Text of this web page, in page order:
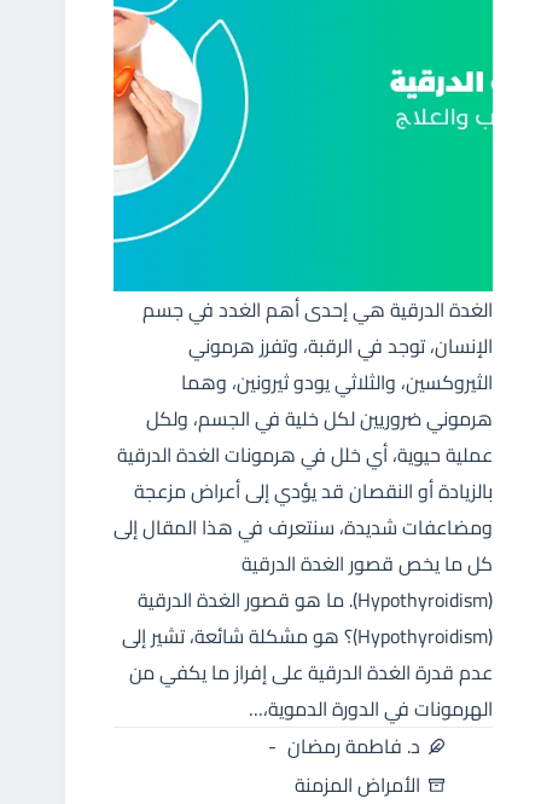
الغدة الدرقية هي إحدى أهم الغدد في جسم
الإنسان، توجد في الرقبة، وتفرز هرموني
الثيروكسين، والثلاثي يودو ثيرونين، وهما
هرموني ضروريين لكل خلية في الجسم، ولكل
عملية حيوية، أي خلل في هرمونات الغدة الدرقية
بالزيادة أو النقصان قد يؤدي إلى أعراض مزعجة
ومضاعفات شديدة، سنتعرف في هذا المقال إلى
كل ما يخص قصور الغدة الدرقية
(Hypothyroidism). ما هو قصور الغدة الدرقية
(Hypothyroidism)؟ هو مشكلة شائعة، تشير إلى
عدم قدرة الغدة الدرقية على إفراز ما يكفي من
الهرمونات في الدورة الدموية،…
د. فاطمة رمضان
الأمراض المزمنة